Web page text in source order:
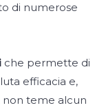
di numerose
che permette di
efficacia e,
non teme alcun